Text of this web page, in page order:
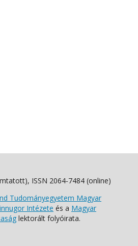
ISSN 2064-7484 (online)
Tudományegyetem Magyar
Intézete és a Magyar
lektorált folyóirata.